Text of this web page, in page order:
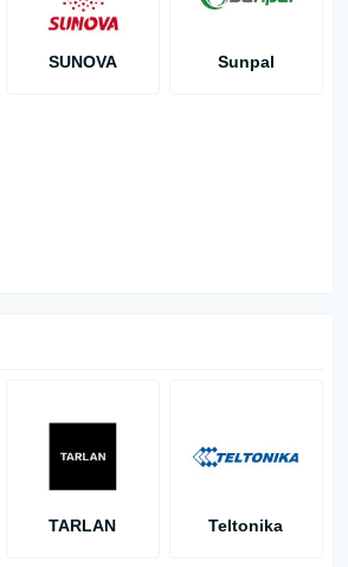
SUNOVA Sunpal
TARLAN Teltonika